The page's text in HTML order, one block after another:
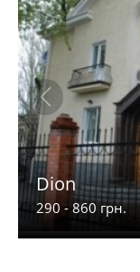
Dion
290 - 860 грн.